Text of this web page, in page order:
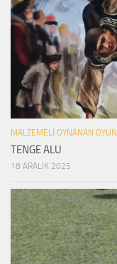
MALZEMELI OYNANAN
TENGE ALU
18 ARALIK 2025